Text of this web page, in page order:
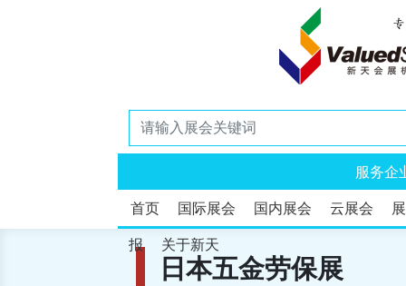
服务企
首页
国际展会 国内展会 云展会
报
关于新天
日本五金劳保展